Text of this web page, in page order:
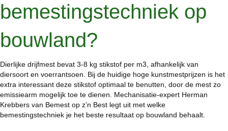
bemestingstechniek op
bouwland?
Dierlijke drijfmest bevat 3-8 kg stikstof per m3, afhankelijk van
diersoort en voerrantsoen. Bij de huidige hoge kunstmestprijzen is het
extra interessant deze stikstof optimaal te benutten, door de mest zo
emissiearm mogelijk toe te dienen. Mechanisatie-expert Herman
Krebbers van Bemest op z’n Best legt uit met welke
bemestingstechniek je het beste resultaat op bouwland behaalt.